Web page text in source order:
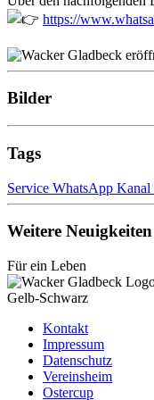
https://
Bilder
Tags
Service WhatsApp Kanal
Weitere Neuigkeiten
Für ein Leben
Gelb-Schwarz
Kontakt
Impressum
Datenschutz
Vereinsheim
Ostercup